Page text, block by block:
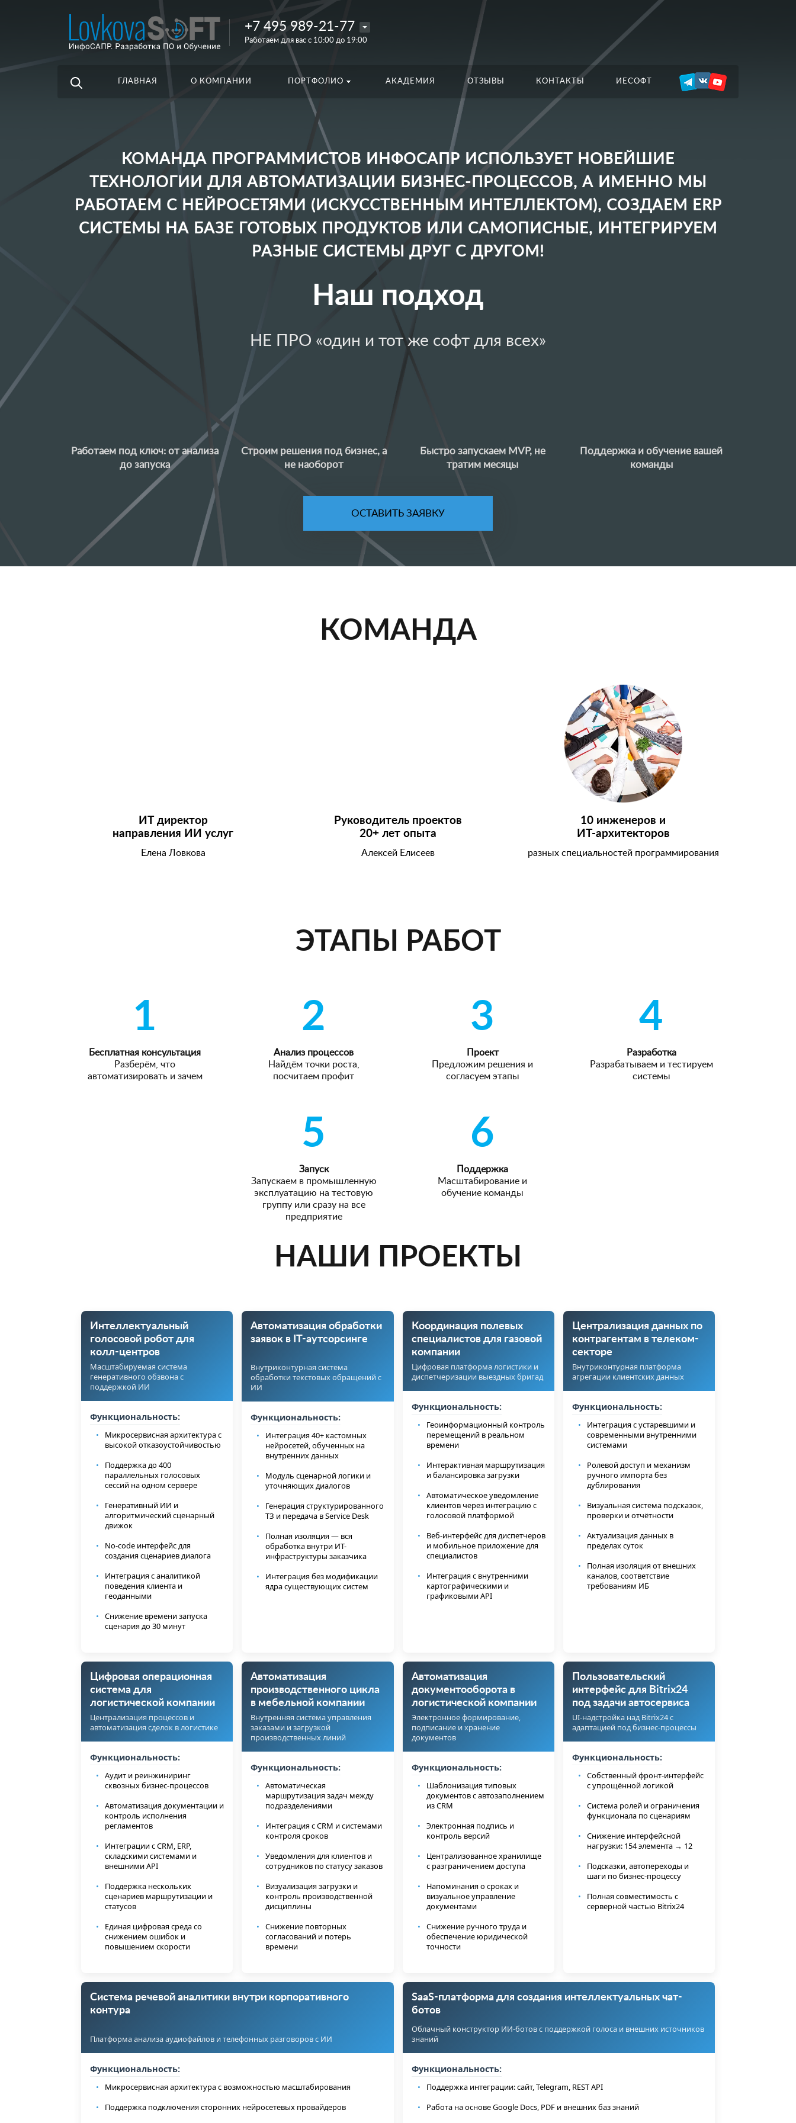
Найти
+7 495 989-21-77
Работаем для вас с 10:00 до 19:00
ГЛАВНАЯ О КОМПАНИИ ПОРТФОЛИО АКАДЕМИЯ ОТЗЫВЫ КОНТАКТЫ ИЕСОФТ
КОМАНДА ПРОГРАММИСТОВ ИНФОСАПР ИСПОЛЬЗУЕТ НОВЕЙШИЕ
ТЕХНОЛОГИИ ДЛЯ АВТОМАТИЗАЦИИ БИЗНЕС-ПРОЦЕССОВ, А ИМЕННО МЫ
РАБОТАЕМ С НЕЙРОСЕТЯМИ (ИСКУССТВЕННЫМ ИНТЕЛЛЕКТОМ), СОЗДАЕМ ERP
СИСТЕМЫ НА БАЗЕ ГОТОВЫХ ПРОДУКТОВ ИЛИ САМОПИСНЫЕ, ИНТЕГРИРУЕМ
РАЗНЫЕ СИСТЕМЫ ДРУГ С ДРУГОМ!
Наш подход
НЕ ПРО «один и тот же софт для всех»
Работаем под ключ: от анализа
до запуска
Строим решения под бизнес, а
не наоборот
Быстро запускаем MVP, не
тратим месяцы
Поддержка и обучение вашей
команды
ОСТАВИТЬ ЗАЯВКУ
КОМАНДА
ИТ директор
направления ИИ услуг
Елена Ловкова
Руководитель проектов
20+ лет опыта
Алексей Елисеев
10 инженеров и
ИТ-архитекторов
разных специальностей программирования
ЭТАПЫ РАБОТ
1
Бесплатная консультация
Разберём, что
автоматизировать и зачем
2
Анализ процессов
Найдём точки роста,
посчитаем профит
3
Проект
Предложим решения и
согласуем этапы
4
Разработка
Разрабатываем и тестируем
системы
5
Запуск
Запускаем в промышленную
эксплуатацию на тестовую
группу или сразу на все
предприятие
6
Поддержка
Масштабирование и
обучение команды
НАШИ ПРОЕКТЫ
Интеллектуальный
голосовой робот для
колл-центров
Масштабируемая система
генеративного обзвона с
поддержкой ИИ
Функциональность:
Микросервисная архитектура с
высокой отказоустойчивостью
Поддержка до 400
параллельных голосовых
сессий на одном сервере
Генеративный ИИ и
алгоритмический сценарный
движок
No-code интерфейс для
создания сценариев диалога
Интеграция с аналитикой
поведения клиента и
геоданными
Снижение времени запуска
сценария до 30 минут
Автоматизация обработки
заявок в IT-аутсорсинге
Внутриконтурная система
обработки текстовых обращений с
ИИ
Функциональность:
Интеграция 40+ кастомных
нейросетей, обученных на
внутренних данных
Модуль сценарной логики и
уточняющих диалогов
Генерация структурированного
ТЗ и передача в Service Desk
Полная изоляция — вся
обработка внутри ИТ-
инфраструктуры заказчика
Интеграция без модификации
ядра существующих систем
Координация полевых
специалистов для газовой
компании
Цифровая платформа логистики и
диспетчеризации выездных бригад
Функциональность:
Геоинформационный контроль
перемещений в реальном
времени
Интерактивная маршрутизация
и балансировка загрузки
Автоматическое уведомление
клиентов через интеграцию с
голосовой платформой
Веб-интерфейс для диспетчеров
и мобильное приложение для
специалистов
Интеграция с внутренними
картографическими и
графиковыми API
Централизация данных по
контрагентам в телеком-
секторе
Внутриконтурная платформа
агрегации клиентских данных
Функциональность:
Интеграция с устаревшими и
современными внутренними
системами
Ролевой доступ и механизм
ручного импорта без
дублирования
Визуальная система подсказок,
проверки и отчётности
Актуализация данных в
пределах суток
Полная изоляция от внешних
каналов, соответствие
требованиям ИБ
Цифровая операционная
система для
логистической компании
Централизация процессов и
автоматизация сделок в логистике
Функциональность:
Аудит и реинжиниринг
сквозных бизнес-процессов
Автоматизация документации и
контроль исполнения
регламентов
Интеграции с CRM, ERP,
складскими системами и
внешними API
Поддержка нескольких
сценариев маршрутизации и
статусов
Единая цифровая среда со
снижением ошибок и
повышением скорости
Автоматизация
производственного цикла
в мебельной компании
Внутренняя система управления
заказами и загрузкой
производственных линий
Функциональность:
Автоматическая
маршрутизация задач между
подразделениями
Интеграция с CRM и системами
контроля сроков
Уведомления для клиентов и
сотрудников по статусу заказов
Визуализация загрузки и
контроль производственной
дисциплины
Снижение повторных
согласований и потерь
времени
Автоматизация
документооборота в
логистической компании
Электронное формирование,
подписание и хранение
документов
Функциональность:
Шаблонизация типовых
документов с автозаполнением
из CRM
Электронная подпись и
контроль версий
Централизованное хранилище
с разграничением доступа
Напоминания о сроках и
визуальное управление
документами
Снижение ручного труда и
обеспечение юридической
точности
Пользовательский
интерфейс для Bitrix24
под задачи автосервиса
UI-надстройка над Bitrix24 с
адаптацией под бизнес-процессы
Функциональность:
Собственный фронт-интерфейс
с упрощённой логикой
Система ролей и ограничения
функционала по сценариям
Снижение интерфейсной
нагрузки: 154 элемента → 12
Подсказки, автопереходы и
шаги по бизнес-процессу
Полная совместимость с
серверной частью Bitrix24
Система речевой аналитики внутри корпоративного
контура
Платформа анализа аудиофайлов и телефонных разговоров с ИИ
Функциональность:
Микросервисная архитектура с возможностью масштабирования
Поддержка подключения сторонних нейросетевых провайдеров
SaaS-платформа для создания интеллектуальных чат-
ботов
Облачный конструктор ИИ-ботов с поддержкой голоса и внешних источников
знаний
Функциональность:
Поддержка интеграции: сайт, Telegram, REST API
Работа на основе Google Docs, PDF и внешних баз знаний